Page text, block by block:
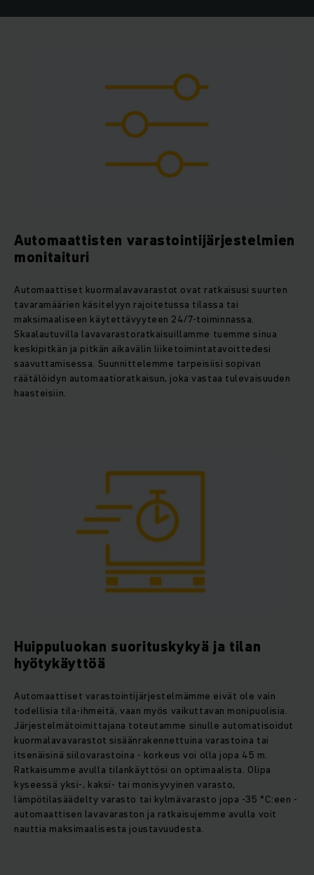
Automaattisten varastointijärjestelmien
monitaituri
Automaattiset kuormalavavarastot ovat ratkaisusi suurten
tavaramäärien käsitelyyn rajoitetussa tilassa tai
maksimaaliseen käytettävyyteen 24/7-toiminnassa.
Skaalautuvilla lavavarastoratkaisuillamme tuemme sinua
keskipitkän ja pitkän aikavälin liiketoimintatavoittedesi
saavuttamisessa. Suunnittelemme tarpeisiisi sopivan
räätälöidyn automaatioratkaisun, joka vastaa tulevaisuuden
haasteisiin.
Huippuluokan suorituskykyä ja tilan
hyötykäyttöä
Automaattiset varastointijärjestelmämme eivät ole vain
todellisia tila-ihmeitä, vaan myös vaikuttavan monipuolisia.
Järjestelmätoimittajana toteutamme sinulle automatisoidut
kuormalavavarastot sisäänrakennettuina varastoina tai
itsenäisinä siilovarastoina - korkeus voi olla jopa 45 m.
Ratkaisumme avulla tilankäyttösi on optimaalista. Olipa
kyseessä yksi-, kaksi- tai monisyvyinen varasto,
lämpötilasäädelty varasto tai kylmävarasto jopa -35 °C:een -
automaattisen lavavaraston ja ratkaisujemme avulla voit
nauttia maksimaalisesta joustavuudesta.